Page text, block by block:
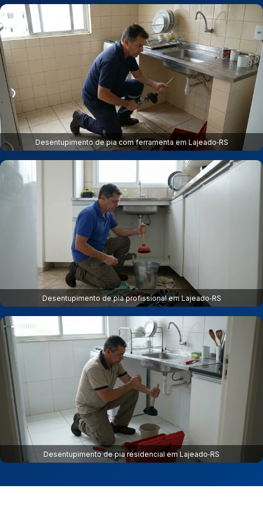
Desentupimento de pia com ferramenta em Lajeado‑RS
Desentupimento de pia profissional em Lajeado‑RS
Desentupimento de pia residencial em Lajeado‑RS